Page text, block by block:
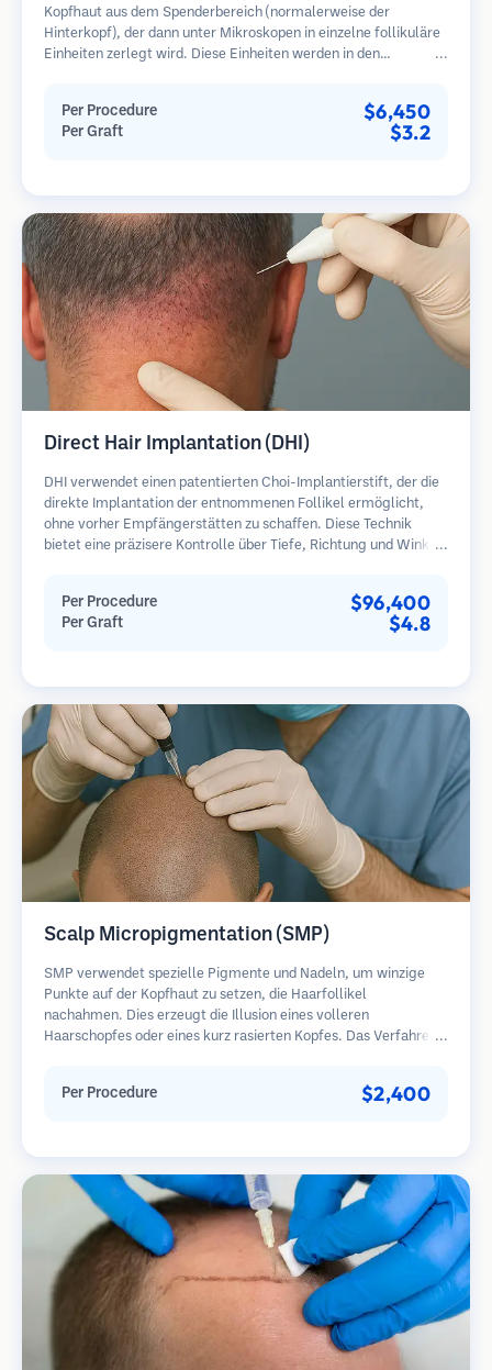
Kopfhaut aus dem Spenderbereich (normalerweise der
Hinterkopf), der dann unter Mikroskopen in einzelne follikuläre
Einheiten zerlegt wird. Diese Einheiten werden in den
eine lineare Narbe.
Per Procedure $6,450
Per Graft $3.2
Direct Hair Implantation (DHI)
DHI verwendet einen patentierten Choi-Implantierstift, der die
direkte Implantation der entnommenen Follikel ermöglicht,
ohne vorher Empfängerstätten zu schaffen. Diese Technik
bietet eine präzisere Kontrolle über Tiefe, Richtung und Winkel
Per Procedure $96,400
Per Graft $4.8
Scalp Micropigmentation (SMP)
SMP verwendet spezielle Pigmente und Nadeln, um winzige
Punkte auf der Kopfhaut zu setzen, die Haarfollikel
nachahmen. Dies erzeugt die Illusion eines volleren
Haarschopfes oder eines kurz rasierten Kopfes. Das Verfahren
Per Procedure $2,400